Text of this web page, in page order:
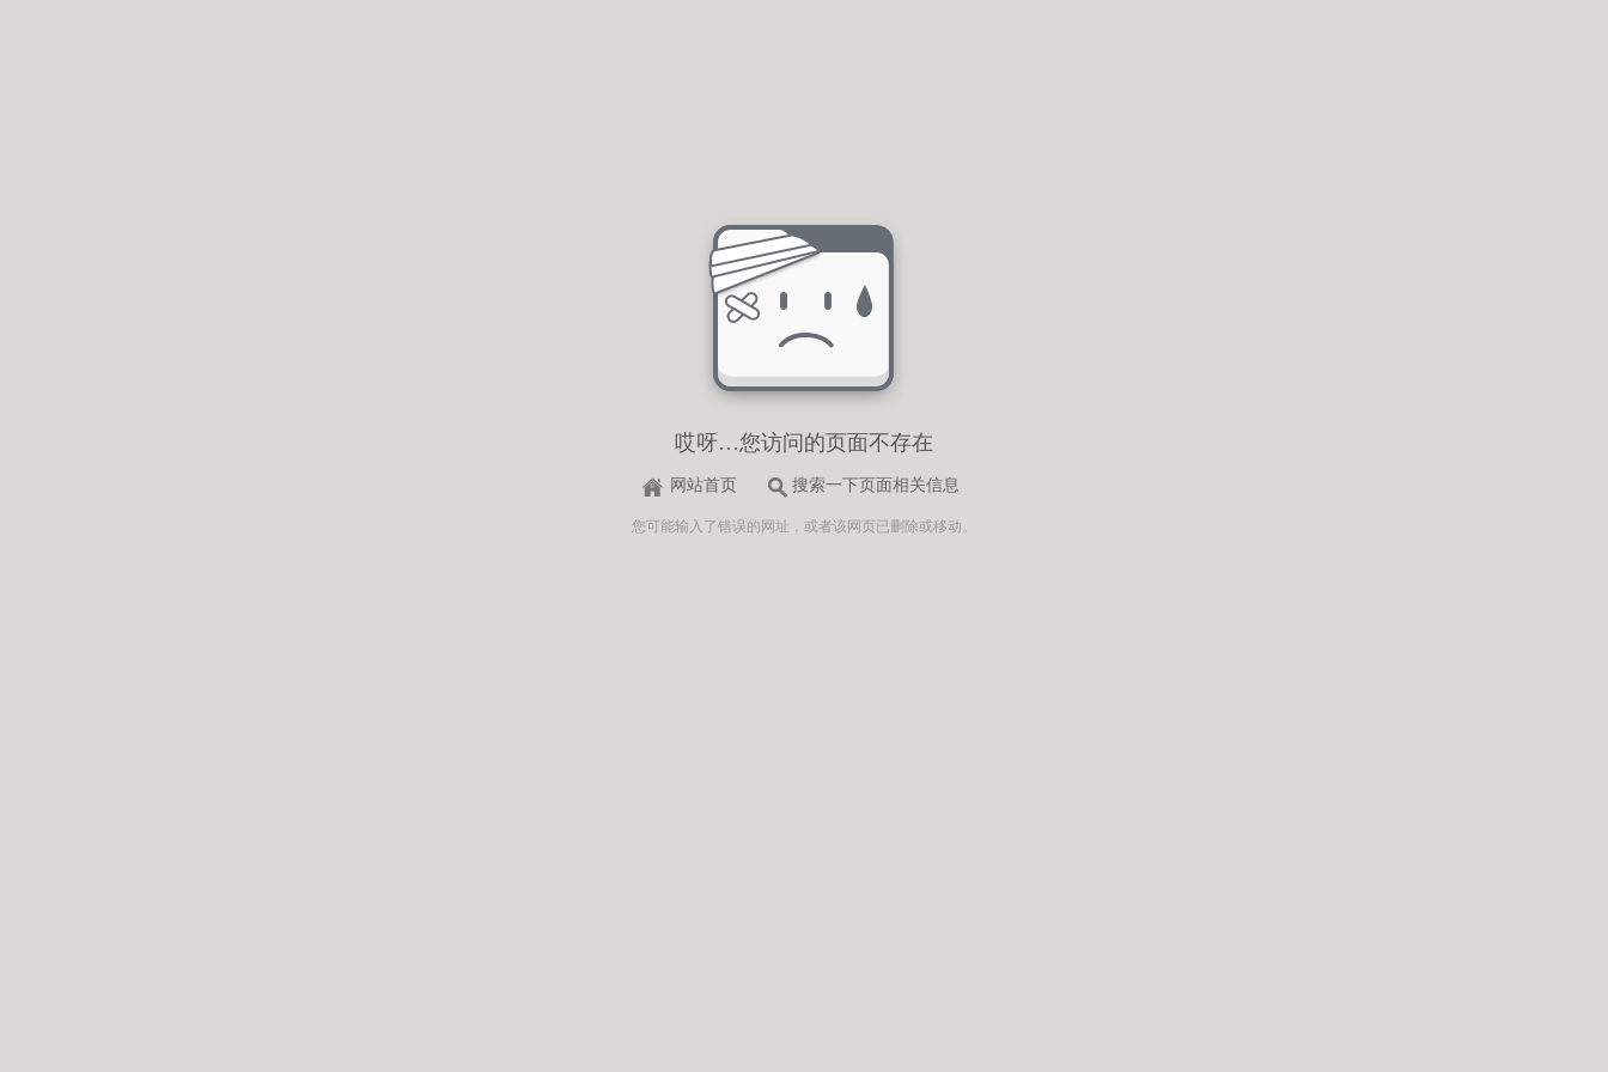
哎呀…您访问的页面不存在
网站首页 搜索一下页面相关信息
您可能输入了错误的网址，或者该网页已删除或移动。